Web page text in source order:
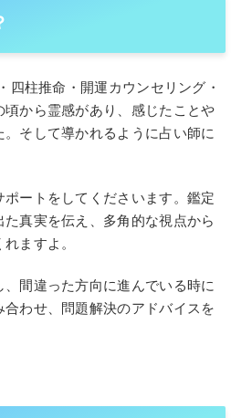
柱推命・開運カウンセリング・
から霊感があり、感じたことや
そして導かれるように占い師に
ートをしてくださいます。鑑定
真実を伝え、多角的な視点から
ますよ。
間違った方向に進んでいる時に
わせ、問題解決のアドバイスを